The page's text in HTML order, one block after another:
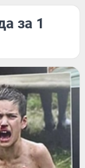
за 1